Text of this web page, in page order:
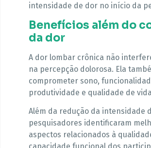
intensidade de dor no início da
Benefícios além do
da dor
A dor lombar crônica não
na percepção dolorosa. Ela
comprometer sono,
produtividade e qualidade de
Além da redução da intensidade
pesquisadores identificaram
aspectos relacionados à